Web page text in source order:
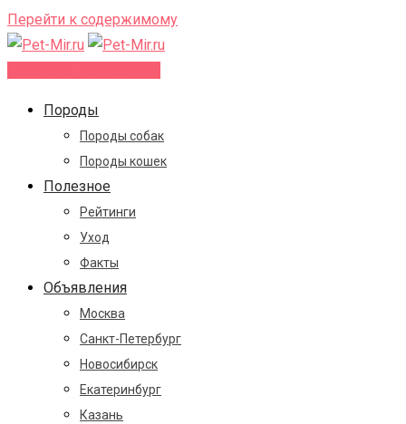
Перейти к содержимому
Породы
Породы собак
Породы кошек
Полезное
Рейтинги
Уход
Факты
Объявления
Москва
Санкт-Петербург
Новосибирск
Екатеринбург
Казань